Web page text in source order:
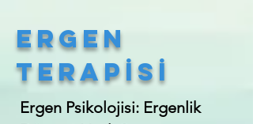
ergen
terapİSİ
Ergen Psikolojisi: Ergenlik